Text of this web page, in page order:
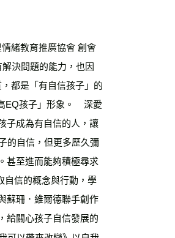
緒教育推廣協會 創會
決問題的能力，也因
都是「有自信孩子」的
孩子」形象。    深愛
子成為有自信的人，讓
的自信，但更多歷久彌
甚至進而能夠積極尋求
自信的概念與行動，學
蘇珊．維爾德聯手創作
給關心孩子自信發展的